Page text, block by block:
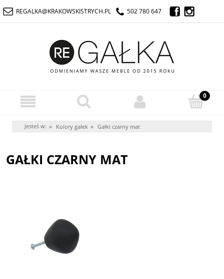
REGALKA@KRAKOWSKISTRYCH.PL 502 780 647
Jesteś w: » Kolory gałek » Gałki czarny mat
GAŁKI CZARNY MAT